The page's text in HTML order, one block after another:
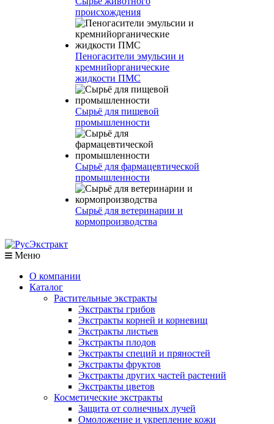
происхождения
Пеногасители эмульсии и
кремнийорганические
жидкости ПМС
Сырьё для пищевой
промышленности
Сырьё для фармацевтической
промышленности
Сырьё для ветеринарии и
кормопроизводства
Меню
О компании
Каталог
Растительные экстракты
Экстракты грибов
Экстракты корней и корневищ
Экстракты листьев
Экстракты плодов
Экстракты специй и пряностей
Экстракты фруктов
Экстракты других частей растений
Экстракты цветов
Косметические экстракты
Защита от солнечных лучей
Омоложение и укрепление кожи